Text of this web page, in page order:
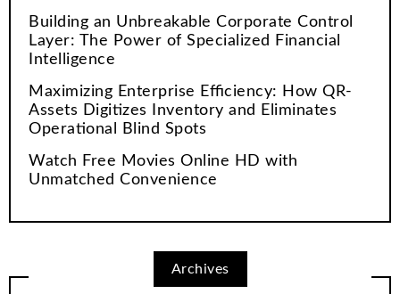
Building an Unbreakable Corporate Control
Layer: The Power of Specialized Financial
Intelligence
Maximizing Enterprise Efficiency: How QR-
Assets Digitizes Inventory and Eliminates
Operational Blind Spots
Watch Free Movies Online HD with
Unmatched Convenience
Archives